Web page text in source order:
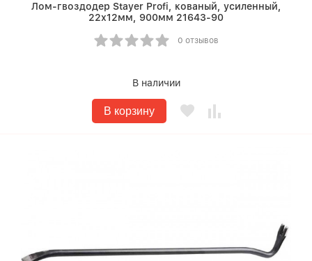
Лом-гвоздодер Stayer Profi, кованый, усиленный,
22х12мм, 900мм 21643-90
0 отзывов
В наличии
В корзину